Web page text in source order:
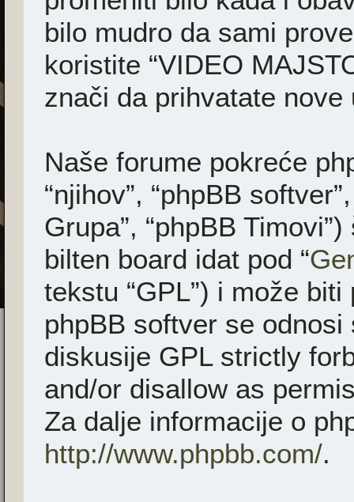
bilo mudro da sami
koristite “VIDEO
znači da prihvatate nove
Naše forume pokreće
“njihov”, “phpBB
Grupa”, “phpBB
bilten board idat pod “
tekstu “GPL”) i može
phpBB softver se
diskusije GPL strictly
and/or disallow as
Za dalje informacije o
http://www.phpbb.com/.